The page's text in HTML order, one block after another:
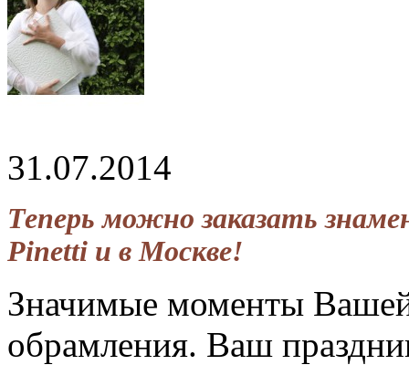
31.07.2014
Теперь можно заказать
Pinetti и в Москве!
Значимые моменты
обрамления. Ваш